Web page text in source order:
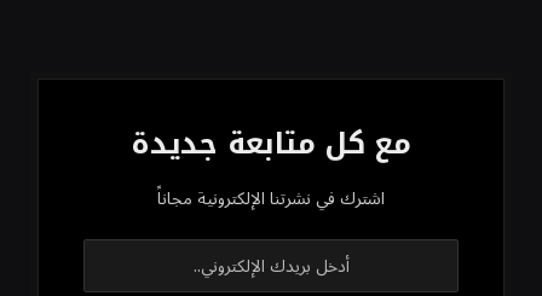
مع كل متابعة جديدة
اشترك في نشرتنا الإلكترونية مجاناً